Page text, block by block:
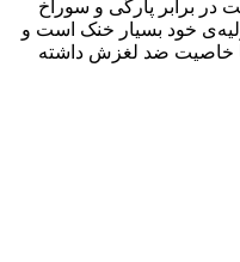
برابر پارگی و سوراخ
خود بسیار خنک است و
خاصیت ضد لغزش داشته